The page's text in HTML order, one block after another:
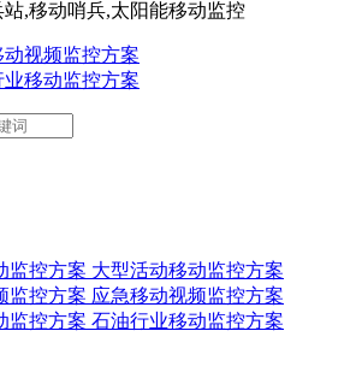
动视频监控方案
业移动监控方案
大型活动移动监控方案
应急移动视频监控方案
石油行业移动监控方案